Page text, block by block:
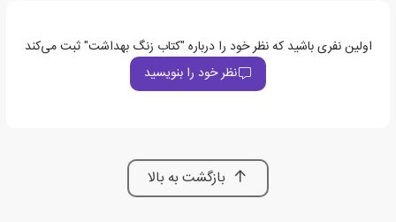
اولین نفری باشید که نظر خود را درباره "کتاب زنگ بهداشت" ثبت می‌کند
نظر خود را بنویسید
بازگشت به بالا